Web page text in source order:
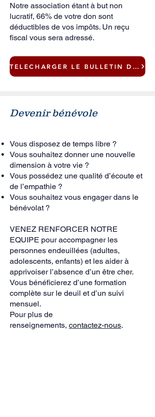
Notre association étant à but non
lucratif, 66% de votre don sont
déductibles de vos impôts. Un reçu
fiscal vous sera adressé.
TELECHARGER LE BULLETIN DE SOUTIEN
Devenir bénévole
Vous disposez de temps libre ?
Vous souhaitez donner une nouvelle
dimension à votre vie ?
Vous possédez une qualité d’écoute et
de l’empathie ?
Vous souhaitez vous engager dans le
bénévolat ?
VENEZ RENFORCER NOTRE
EQUIPE pour accompagner les
personnes endeuillées (adultes,
adolescents, enfants) et les aider à
apprivoiser l’absence d’un être cher.
Vous bénéficierez d’une formation
complète sur le deuil et d’un suivi
mensuel.
Pour plus de
renseignements, contactez-nous.